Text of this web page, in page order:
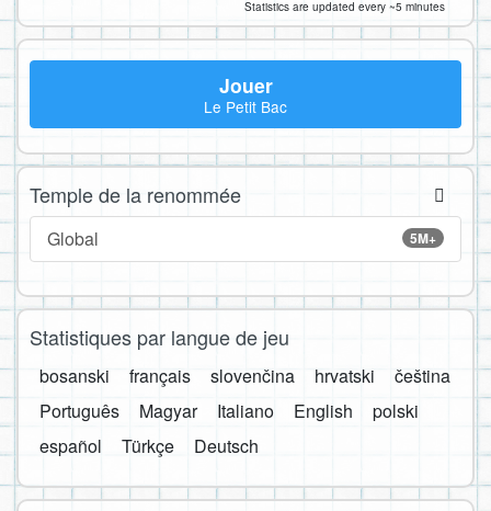
Statistics are updated every ~5 minutes
Jouer
Le Petit Bac
Temple de la renommée
5M+
Global
Statistiques par langue de jeu
bosanski français slovenčina hrvatski
čeština
Português
Magyar Italiano English
polski
español
Türkçe Deutsch